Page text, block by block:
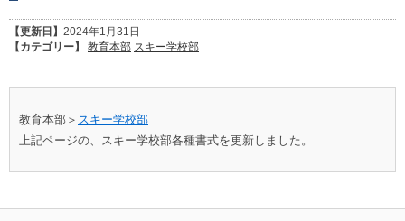
【更新日】 2024年1月31日
【カテゴリー】
教育本部 スキー学校部
教育本部＞ スキー学校部
上記ページの、スキー学校部各種書式を更新しました。